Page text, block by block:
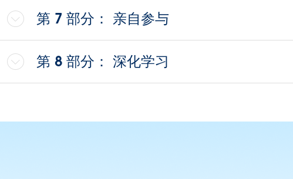
第 7 部分： 亲自参与
第 8 部分： 深化学习